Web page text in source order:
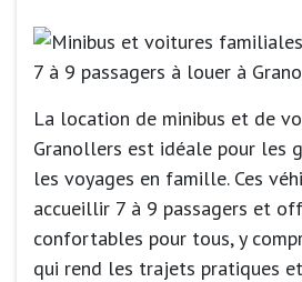
La location de minibus et de
Granollers est idéale pour les
les voyages en famille. Ces
accueillir 7 à 9 passagers et
confortables pour tous, y
qui rend les trajets pratiques